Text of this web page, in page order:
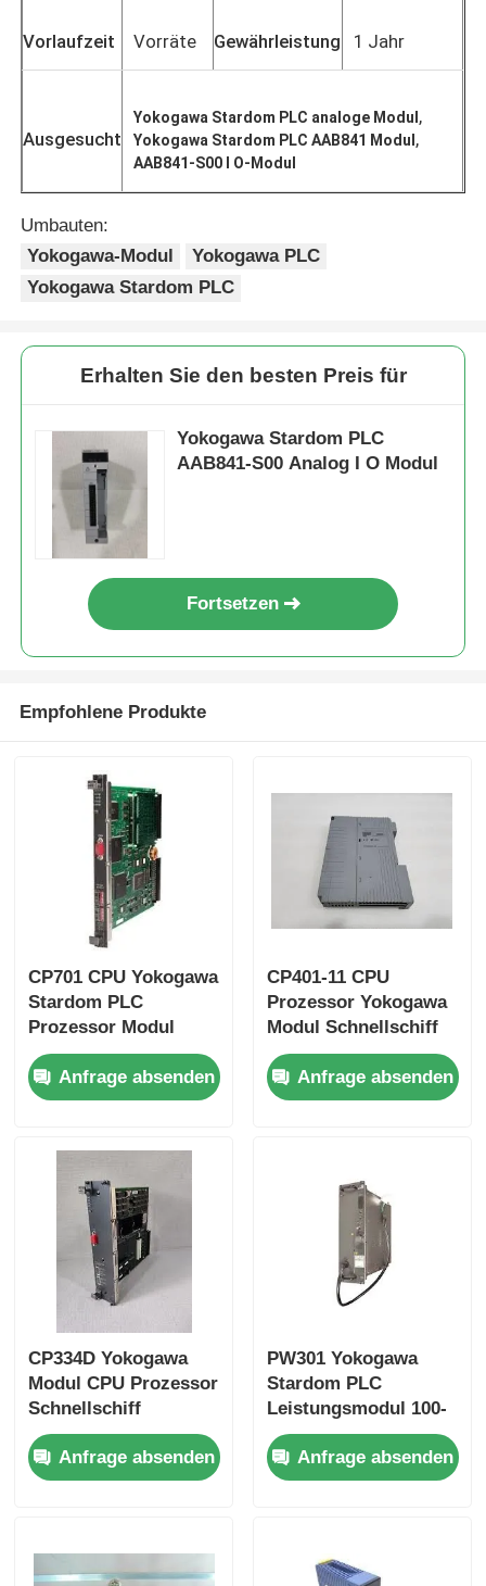
Zu Hause
Produkte
Über uns
Kontakt mit uns
Bitte um ein Angebot
Omron SPS-Teile
Allen Bradley PLC-Teile
Siemens PLC-Teile
Yokogawa Stardom PLC
Hima Safety Plc
Foxboro PLC
ICS Triplex PLC
Woodward plc
Ge-Fanuc-Modul
Vorlaufzeit Vorräte Gewährleistung 1 Jahr
Ausgesucht
Yokogawa Stardom PLC analoge Modul,
Yokogawa Stardom PLC AAB841 Modul,
AAB841-S00 I O-Modul
Umbauten:
Yokogawa-Modul
Yokogawa PLC
Yokogawa Stardom PLC
Erhalten Sie den besten Preis für
Yokogawa Stardom PLC
AAB841-S00 Analog I O Modul
Fortsetzen
Empfohlene Produkte
CP701 CPU Yokogawa
Stardom PLC
Prozessor Modul
Schnellschiff
Anfrage absenden
CP401-11 CPU
Prozessor Yokogawa
Modul Schnellschiff
Anfrage absenden
CP334D Yokogawa
Modul CPU Prozessor
Schnellschiff
Anfrage absenden
PW301 Yokogawa
Stardom PLC
Leistungsmodul 100-
120Vac Schnellschiff
Anfrage absenden